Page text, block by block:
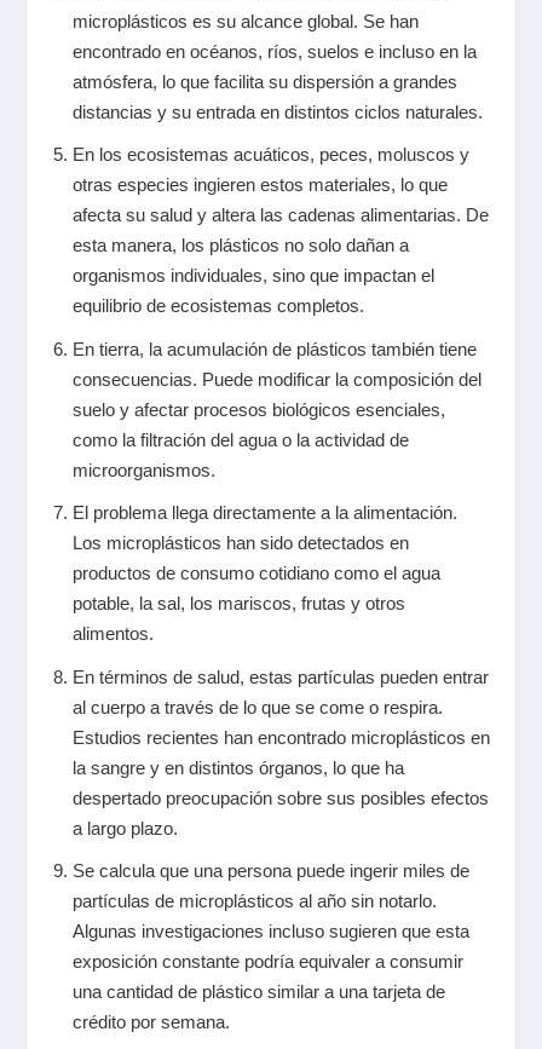
microplásticos es su alcance global. Se han
encontrado en océanos, ríos, suelos e incluso en la
atmósfera, lo que facilita su dispersión a grandes
distancias y su entrada en distintos ciclos naturales.
En los ecosistemas acuáticos, peces, moluscos y
otras especies ingieren estos materiales, lo que
afecta su salud y altera las cadenas alimentarias. De
esta manera, los plásticos no solo dañan a
organismos individuales, sino que impactan el
equilibrio de ecosistemas completos.
En tierra, la acumulación de plásticos también tiene
consecuencias. Puede modificar la composición del
suelo y afectar procesos biológicos esenciales,
como la filtración del agua o la actividad de
microorganismos.
El problema llega directamente a la alimentación.
Los microplásticos han sido detectados en
productos de consumo cotidiano como el agua
potable, la sal, los mariscos, frutas y otros
alimentos.
En términos de salud, estas partículas pueden entrar
al cuerpo a través de lo que se come o respira.
Estudios recientes han encontrado microplásticos en
la sangre y en distintos órganos, lo que ha
despertado preocupación sobre sus posibles efectos
a largo plazo.
Se calcula que una persona puede ingerir miles de
partículas de microplásticos al año sin notarlo.
Algunas investigaciones incluso sugieren que esta
exposición constante podría equivaler a consumir
una cantidad de plástico similar a una tarjeta de
crédito por semana.